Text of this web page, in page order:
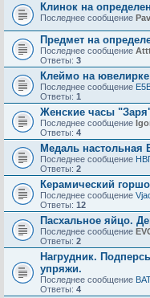
Клинок на
Последнее сообщение
Предмет на
Последнее сообщение
Ответы: 3
Клеймо на ювелирке
Последнее сообщение
Ответы: 1
Женские часы
Последнее сообщение
Ответы: 4
Медаль настольная
Последнее сообщение
Ответы: 2
Керамический
Последнее сообщение
Ответы: 12
Пасхальное яйцо.
Последнее сообщение
Ответы: 2
Нагрудник.
упряжи.
Последнее сообщение
Ответы: 4